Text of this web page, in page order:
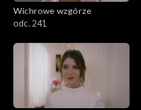
Wichrowe wzgórze
odc. 241